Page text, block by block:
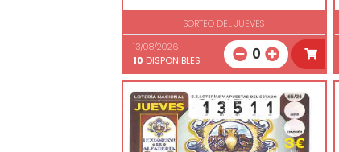
SORTEO DEL JUEVES
13/08/2026
10 DISPONIBLES 0